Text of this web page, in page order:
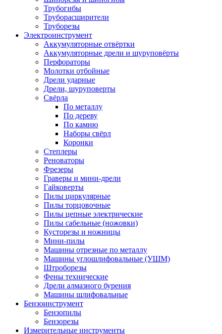
Трубогибы
Труборасширители
Труборезы
Электроинструмент
Аккумуляторные отвёртки
Аккумуляторные дрели и шуруповёрты
Перфораторы
Молотки отбойные
Дрели ударные
Дрели, шуруповерты
Свёрла
По металлу
По дереву
По камню
Наборы свёрл
Коронки
Степлеры
Реноваторы
Фрезеры
Граверы и мини-дрели
Гайковерты
Пилы циркулярные
Пилы торцовочные
Пилы цепные электрические
Пилы сабельные (ножовки)
Кусторезы и ножницы
Мини-пилы
Машины отрезные по металлу
Машины углошлифовальные (УШМ)
Штроборезы
Фены технические
Дрели алмазного бурения
Машины шлифовальные
Бензоинструмент
Бензопилы
Бензорезы
Измерительные инструменты